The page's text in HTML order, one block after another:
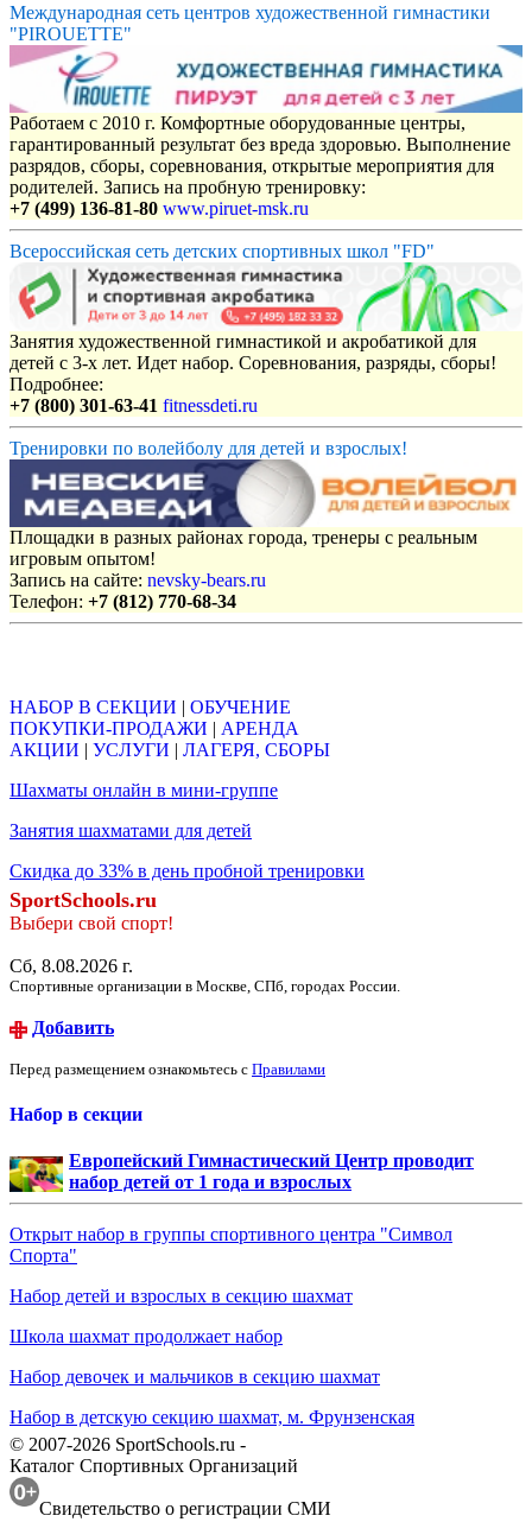
Международная сеть центров художественной гимнастики
"PIROUETTE"
Работаем с 2010 г. Комфортные оборудованные центры,
гарантированный результат без вреда здоровью. Выполнение
разрядов, сборы, соревнования, открытые мероприятия для
родителей. Запись на пробную тренировку:
+7 (499) 136-81-80 www.piruet-msk.ru
Всероссийская сеть детских спортивных школ "FD"
Занятия художественной гимнастикой и акробатикой для
детей с 3-х лет. Идет набор. Соревнования, разряды, сборы!
Подробнее:
+7 (800) 301-63-41 fitnessdeti.ru
Тренировки по волейболу для детей и взрослых!
Площадки в разных районах города, тренеры с реальным
игровым опытом!
Запись на сайте: nevsky-bears.ru
Телефон: +7 (812) 770-68-34
НАБОР В СЕКЦИИ | ОБУЧЕНИЕ
ПОКУПКИ-ПРОДАЖИ | АРЕНДА
АКЦИИ | УСЛУГИ | ЛАГЕРЯ, СБОРЫ
Шахматы онлайн в мини-группе
Занятия шахматами для детей
Скидка до 33% в день пробной тренировки
SportSchools.ru
Выбери свой спорт!
Сб, 8.08.2026 г.
Спортивные организации в Москве, СПб, городах России.
Добавить
Перед размещением ознакомьтесь с Правилами
Набор в секции
Европейский Гимнастический Центр проводит
набор детей от 1 года и взрослых
Открыт набор в группы спортивного центра "Символ
Спорта"
Набор детей и взрослых в секцию шахмат
Школа шахмат продолжает набор
Набор девочек и мальчиков в секцию шахмат
Набор в детскую секцию шахмат, м. Фрунзенская
© 2007-2026 SportSchools.ru -
Каталог Спортивных Организаций
Свидетельство о регистрации СМИ